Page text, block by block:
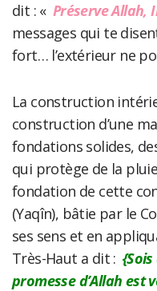
dit : « Préserve Allah,
messages qui te
fort… l’extérieur ne
La construction
construction d’une
fondations solides,
qui protège de la
fondation de cette
(Yaqîn), bâtie par le
ses sens et en
Très-Haut a dit :
promesse d’Allah est